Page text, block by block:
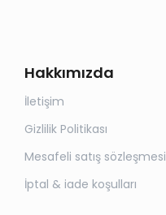
Hakkımızda
İletişim
Gizlilik Politikası
Mesafeli satış sözleşmesi
İptal & iade koşulları